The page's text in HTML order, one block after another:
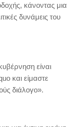
κάνοντας μια
δυνάμεις του
είναι
και είμαστε
διάλογο».